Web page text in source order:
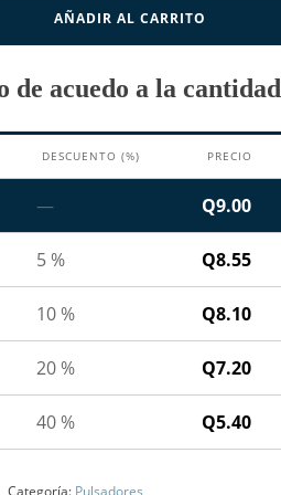
AÑADIR AL CARRITO
de acuedo a la cantidad
DESCUENTO (%) PRECIO
— Q9.00
5 % Q8.55
10 % Q8.10
20 % Q7.20
40 % Q5.40
Categoría: Pulsadores